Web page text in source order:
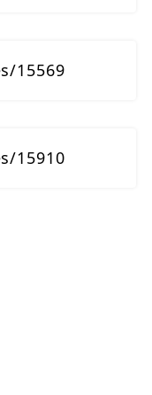
15569
15910